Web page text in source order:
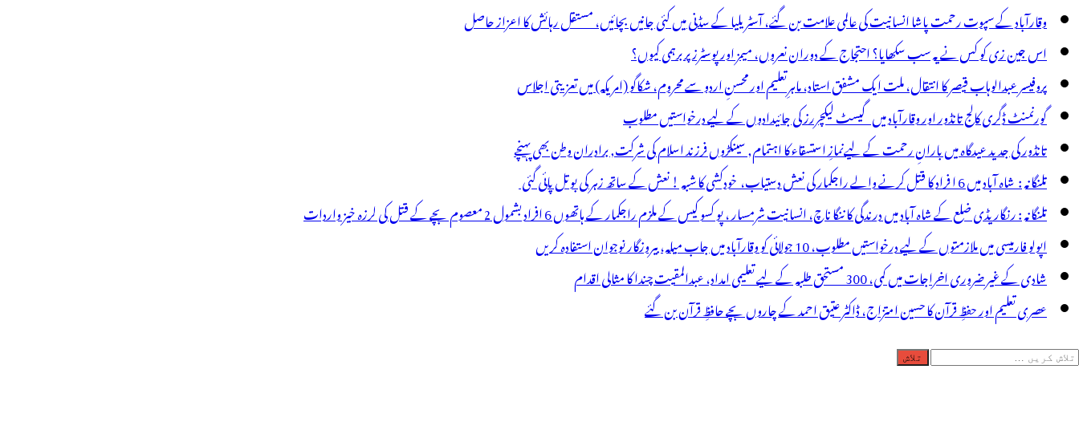
بس
پولیس
نے
ضبط
کرلیا
وقارآباد کے سپوت رحمت پاشا انسانیت کی عالمی علامت بن گئے، آسٹریلیا کے سڈنی میں کئی جانیں بچائیں، مستقل رہائش کا اعزاز حاصل
اس جین زی کو کس نے یہ سب سکھایا؟ احتجاج کے دوران نعروں، میمز اور پوسٹرز پر برہمی کیوں؟
پروفیسر عبدالوہاب قیصر کا انتقال، ملت ایک مشفق استاد، ماہرِتعلیم اور محسنِ اردو سے محروم، شکاگو (امریکہ) میں تعزیتی اجلاس
گورنمنٹ ڈگری کالج تانڈور اور وقارآباد میں گیسٹ لیکچررز کی جائیدادوں کے لیے درخواستیں مطلوب
تانڈور کی جدید عیدگاہ میں بارانِ رحمت کے لیےنمازِ استسقاء کا اہتمام, سینکڑوں فرزند اسلام کی شرکت, برادران وطن بھی پہنچے
تلنگانہ : شاہ آباد میں 6 ا فراد کا قتل کرنے والے راجکمار کی نعش دستیاب، خودکشی کا شبہ ! نعش کے ساتھ زہر کی بوتل پائی گئی
تلنگانہ : رنگاریڈی ضلع کے شاہ آباد میں درندگی کا ننگا ناچ، انسانیت شرمسار ، پو کسو کیس کے ملزم راجکمار کے ہاتھوں 6 افراد بشمول 2 معصوم بچے کے قتل کی لرزہ خیز واردات
اپولو فارمیسی میں ملازمتوں کے لیے درخواستیں مطلوب، 10 جولائی کو وقارآباد میں جاب میلہ، بیروزگار نوجوان استفادہ کریں
شادی کے غیر ضروری اخراجات میں کمی، 300 مستحق طلبہ کے لیے تعلیمی امداد، عبدالمقیت چندا کا مثالی اقدام
عصری تعلیم اور حفظِ قرآن کا حسین امتزاج، ڈاکٹر عتیق احمد کے چاروں بچے حافظِ قرآن بن گئے
تلاش